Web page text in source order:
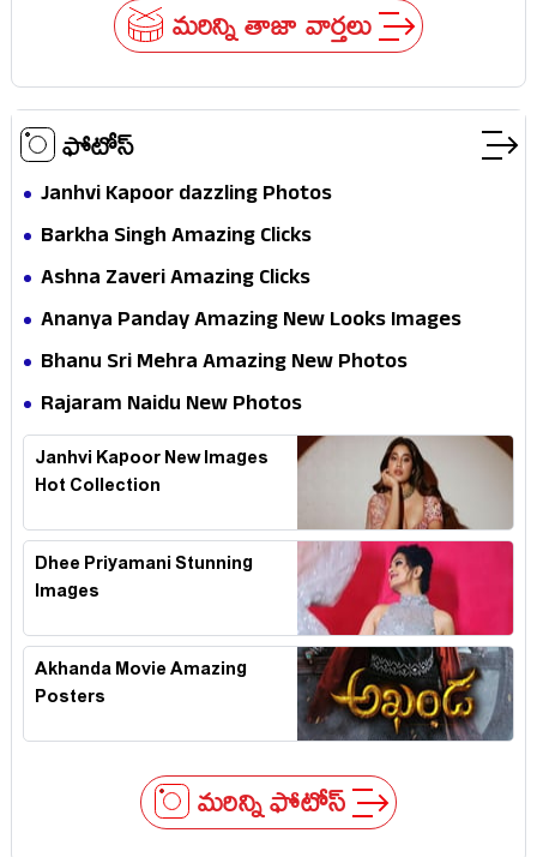
మరిన్ని తాజా వార్తలు
ఫోటోస్
Janhvi Kapoor dazzling Photos
Barkha Singh Amazing Clicks
Ashna Zaveri Amazing Clicks
Ananya Panday Amazing New Looks Images
Bhanu Sri Mehra Amazing New Photos
Rajaram Naidu New Photos
Janhvi Kapoor New Images
Hot Collection
Dhee Priyamani Stunning
Images
Akhanda Movie Amazing
Posters
మరిన్ని ఫోటోస్